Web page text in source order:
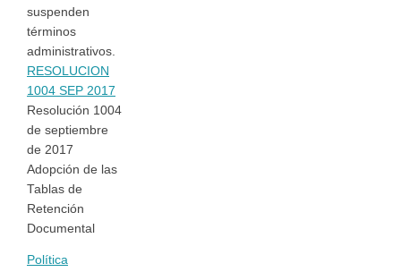
suspenden
términos
administrativos.
RESOLUCION
1004 SEP 2017
Resolución 1004
de septiembre
de 2017
Adopción de las
Tablas de
Retención
Documental
Política